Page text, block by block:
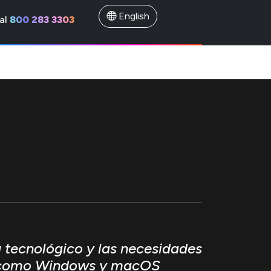
800 283 3303 English
y las necesidades
Windows y macOS